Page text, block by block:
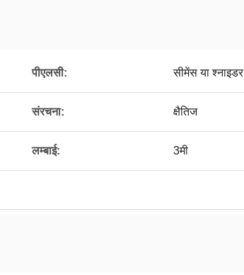
पीएलसी: सीमेंस या श्नाइडर
संरचना: क्षैतिज
लम्बाई: 3मी